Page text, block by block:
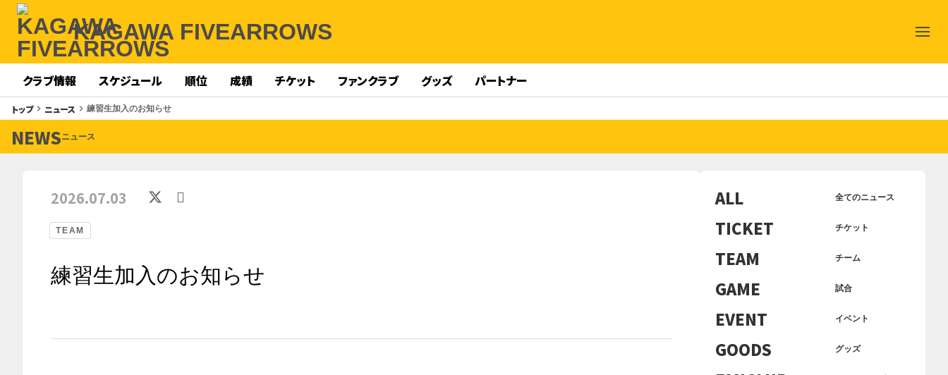
KAGAWA FIVEARROWS
クラブ情報 スケジュール 順位 成績 チケット ファンクラブ グッズ パートナー
トップkeyboard_arrow_right ニュース keyboard_arrow_right 練習生加入のお知らせ
NEWSニュース
TEAM
2026.07.03
練習生加入のお知らせ
ALL 全てのニュース
TICKET チケット
TEAM チーム
GAME 試合
EVENT イベント
GOODS グッズ